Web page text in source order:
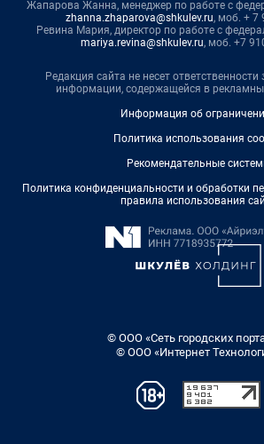
Жапарова Жанна, менеджер по работе с
zhanna.zhaparova@shkulev.ru, моб. + 7
Ревина Мария, директор по работе с
mariya.revina@shkulev.ru, моб. +7
Редакция сайта не несет ответственности
информации, содержащейся в
Информация об
Политика использования
Рекомендательные
Политика конфиденциальности и обработки
правила использования
© ООО «Сеть городских
© ООО «Интернет